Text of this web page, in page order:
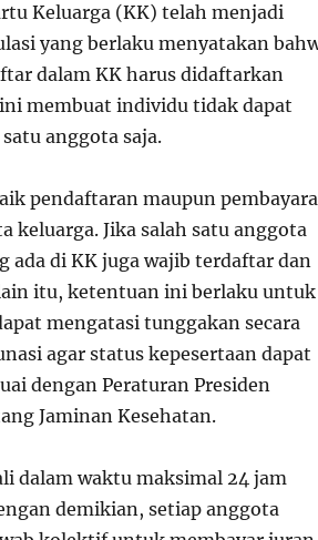
Keluarga (KK) telah menjadi
yang berlaku menyatakan
dalam KK harus didaftarkan
membuat individu tidak dapat
anggota saja.
pendaftaran maupun
keluarga. Jika salah satu anggota
ada di KK juga wajib terdaftar dan
itu, ketentuan ini berlaku untuk
mengatasi tunggakan secara
agar status kepesertaan dapat
dengan Peraturan Presiden
Jaminan Kesehatan.
dalam waktu maksimal 24 jam
demikian, setiap anggota